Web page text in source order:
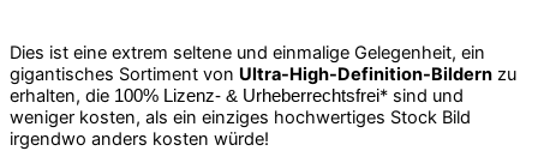
Dies ist eine extrem seltene und einmalige Gelegenheit, ein
gigantisches Sortiment von Ultra-High-Definition-Bildern zu
erhalten, die 100% Lizenz- & Urheberrechtsfrei* sind und
weniger kosten, als ein einziges hochwertiges Stock Bild
irgendwo anders kosten würde!